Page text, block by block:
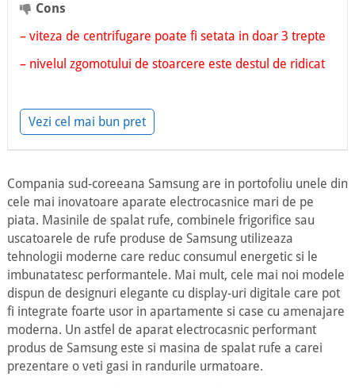
Cons
– viteza de centrifugare poate fi setata in doar 3 trepte
– nivelul zgomotului de stoarcere este destul de ridicat
Vezi cel mai bun pret
Compania sud-coreeana Samsung are in portofoliu unele din
cele mai inovatoare aparate electrocasnice mari de pe
piata. Masinile de spalat rufe, combinele frigorifice sau
uscatoarele de rufe produse de Samsung utilizeaza
tehnologii moderne care reduc consumul energetic si le
imbunatatesc performantele. Mai mult, cele mai noi modele
dispun de designuri elegante cu display-uri digitale care pot
fi integrate foarte usor in apartamente si case cu amenajare
moderna. Un astfel de aparat electrocasnic performant
produs de Samsung este si masina de spalat rufe a carei
prezentare o veti gasi in randurile urmatoare.